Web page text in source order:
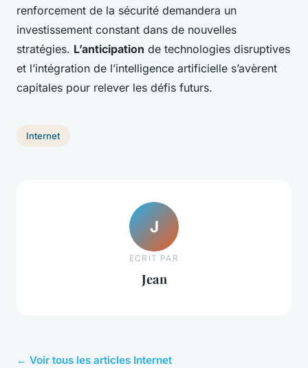
renforcement de la sécurité demandera un
investissement constant dans de nouvelles
stratégies. L’anticipation de technologies disruptives
et l’intégration de l’intelligence artificielle s’avèrent
capitales pour relever les défis futurs.
Internet
J
ECRIT PAR
Jean
← Voir tous les articles Internet